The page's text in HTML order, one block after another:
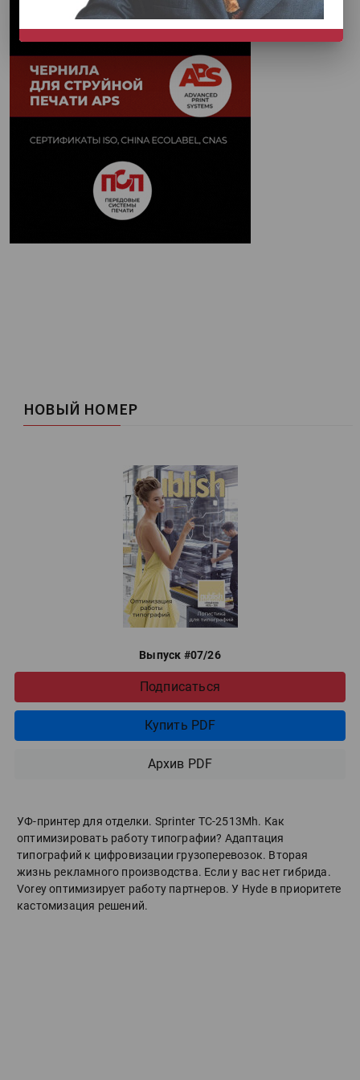
НОВЫЙ НОМЕР
Выпуск #07/26
Подписаться
Купить PDF
Архив PDF
УФ-принтер для отделки. Sprinter ТС-2513Mh. Как
оптимизировать работу типографии? Адаптация
типографий к цифровизации грузоперевозок. Вторая
жизнь рекламного производства. Если у вас нет гибрида.
Vorey оптимизирует работу партнеров. У Hyde в приоритете
кастомизация решений.